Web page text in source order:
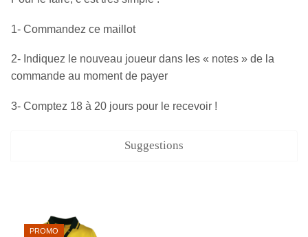
1- Commandez ce maillot
2- Indiquez le nouveau joueur dans les « notes » de la
commande au moment de payer
3- Comptez 18 à 20 jours pour le recevoir !
Suggestions
PROMO